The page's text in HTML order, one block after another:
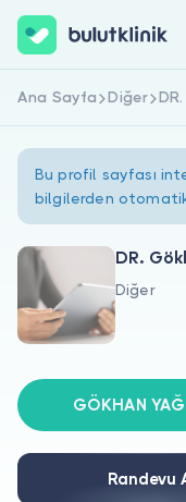
Hakkımızda
Doktorlar için
Hemen Kaydol
Ana Sayfa Diğer
Bu profil sayfası
bilgilerden
DR.
Diğer
GÖKHAN
Randevu